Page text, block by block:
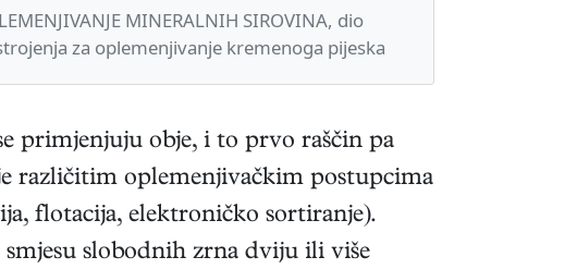
MINERALNIH SIROVINA, dio
za oplemenjivanje kremenoga pijeska
primjenjuju obje, i to prvo raščin pa
različitim oplemenjivačkim postupcima
flotacija, elektroničko sortiranje).
slobodnih zrna dviju ili više